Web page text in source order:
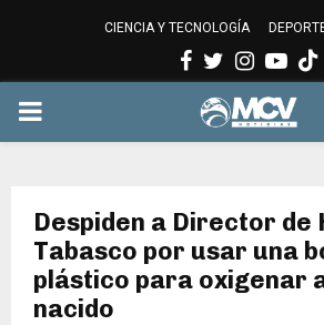
CIENCIA Y TECNOLOGÍA
Facebook
Twitter
PRIMARY
Despiden a Director de
Tabasco por usar una
plástico para oxigenar
nacido